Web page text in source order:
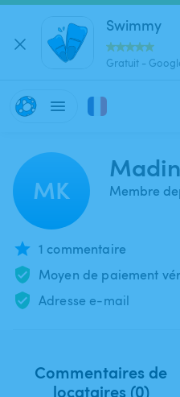
Swimmy
Gratuit -
MK Membre
1 commentaire
Moyen de paiement
Adresse e-mail
Commentaires de
locataires (0)